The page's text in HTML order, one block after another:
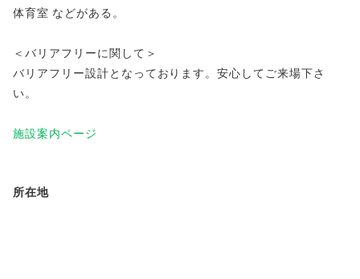
体育室 などがある。
＜バリアフリーに関して＞
バリアフリー設計となっております。安心してご来場下さ
い。
施設案内ページ
所在地